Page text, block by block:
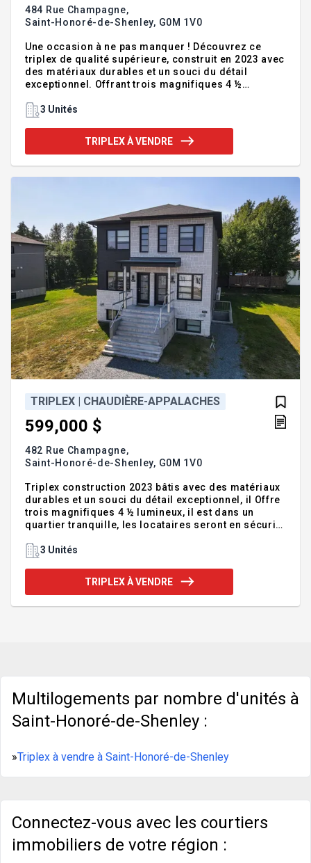
484 Rue Champagne,
Saint-Honoré-de-Shenley, G0M 1V0
Une occasion à ne pas manquer ! Découvrez ce
triplex de qualité supérieure, construit en 2023 avec
des matériaux durables et un souci du détail
exceptionnel. Offrant trois magnifiques 4 ½
locataires seront en sécurité Parfait pour
l'investisseur à la recherche d'un immeuble clé en
main. Une Belle Opportunité, saisissez là dès
maintenant ! Addenda :-Baux renouvelé jusqu'au 30
3 Unités
TRIPLEX À VENDRE
TRIPLEX | CHAUDIÈRE-APPALACHES
599,000 $
482 Rue Champagne,
Saint-Honoré-de-Shenley, G0M 1V0
Triplex construction 2023 bâtis avec des matériaux
durables et un souci du détail exceptionnel, il Offre
trois magnifiques 4 ½ lumineux, il est dans un
quartier tranquille, les locataires seront en sécurité
investissement ou pour le propriétaire occupant
souhaitant combiner confort et rentabilité.
Opportunités d'affaire, saisissez là dès maintenant
! Addenda :-Baux renouvelé jusqu'au 30 juin 2027,
3 Unités
TRIPLEX À VENDRE
Multilogements par nombre d'unités à
Saint-Honoré-de-Shenley :
»Triplex à vendre à Saint-Honoré-de-Shenley
Connectez-vous avec les courtiers
immobiliers de votre région :